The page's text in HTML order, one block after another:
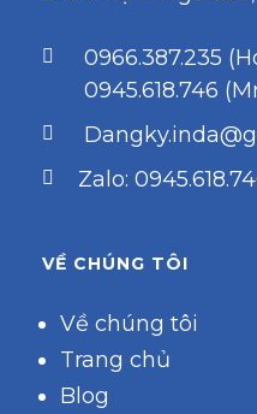
0966.387.235
0945.618.746
Zalo:
VỀ CHÚNG TÔI
Về chúng tôi
Trang chủ
Blog